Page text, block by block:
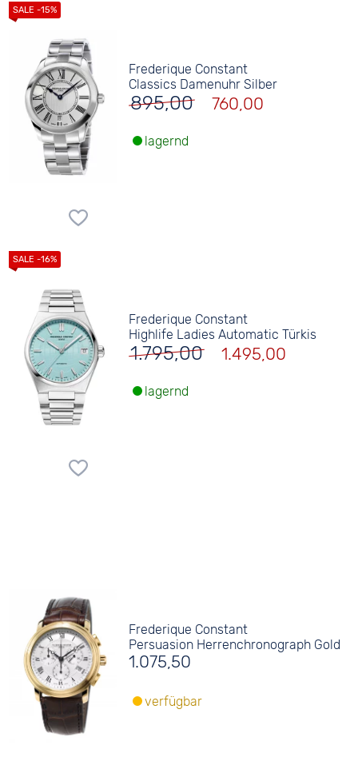
Frederique Constant
Classics Damenuhr Silber
895,00 760,00
lagernd
Frederique Constant
Highlife Ladies Automatic Türkis
1.795,00 1.495,00
lagernd
Frederique Constant
Persuasion Herrenchronograph Gold
1.075,50
verfügbar